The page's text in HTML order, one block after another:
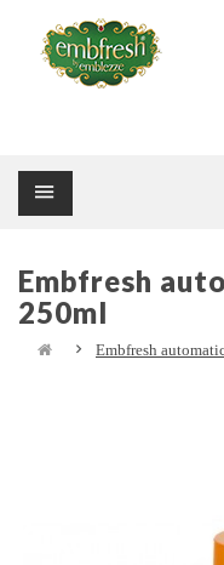
Embfresh
250ml
Embfresh